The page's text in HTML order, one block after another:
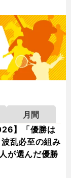
月間
】「優勝は
乱必至の組み
が選んだ優勝